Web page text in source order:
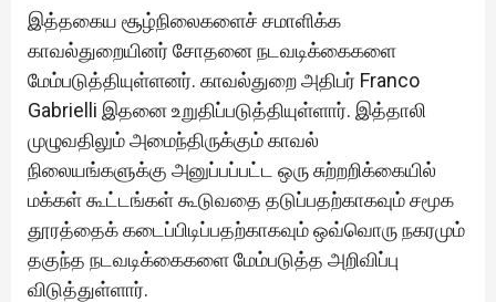
இத்தகைய சூழ்நிலைகளைச் சமாளிக்க
காவல்துறையினர் சோதனை நடவடிக்கைகளை
மேம்படுத்தியுள்ளனர். காவல்துறை அதிபர் Franco
Gabrielli இதனை உறுதிப்படுத்தியுள்ளார். இத்தாலி
முழுவதிலும் அமைந்திருக்கும் காவல்
நிலையங்களுக்கு அனுப்பப்பட்ட ஒரு சுற்றறிக்கையில்
மக்கள் கூட்டங்கள் கூடுவதை தடுப்பதற்காகவும் சமூக
தூரத்தைக் கடைப்பிடிப்பதற்காகவும் ஒவ்வொரு நகரமும்
தகுந்த நடவடிக்கைகளை மேம்படுத்த அறிவிப்பு
விடுத்துள்ளார்.